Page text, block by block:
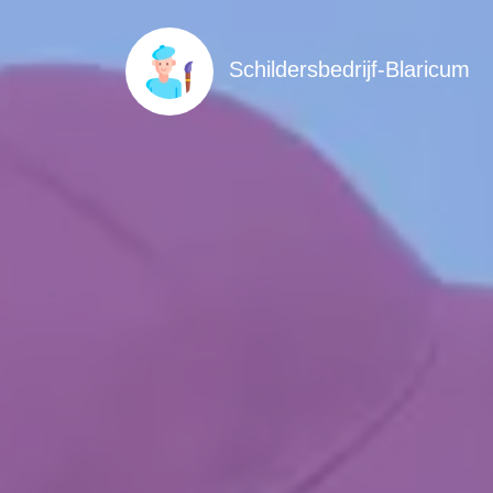
Schildersbedrijf-Blaricum